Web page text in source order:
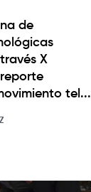
de
X
tel...